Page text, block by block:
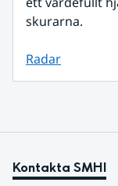
skurarna.
Radar
Kontakta SMHI